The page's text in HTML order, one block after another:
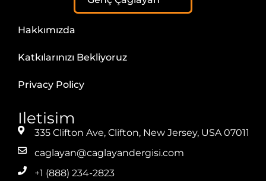
Hakkımızda
Katkılarınızı Bekliyoruz
Privacy Policy
Iletisim
335 Clifton Ave, Clifton, New Jersey, USA 07011
caglayan@caglayandergisi.com
+1 (888) 234-2823